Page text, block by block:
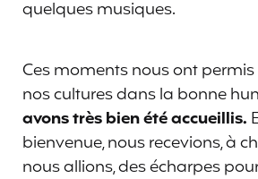
quelques musiques.
Ces moments nous ont
nos cultures dans la bonne
avons très bien été accueillis.
bienvenue, nous recevions, à
nous allions, des écharpes